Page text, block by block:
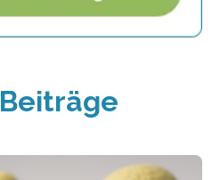
Beiträge